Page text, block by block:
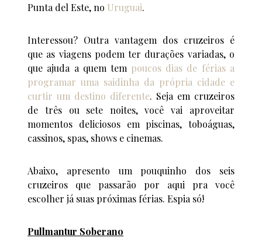
Punta del Este, no Uruguai.
Interessou? Outra vantagem dos cruzeiros é
que as viagens podem ter durações variadas, o
que ajuda a quem tem poucos dias de férias a
programar uma saidinha da própria cidade e
curtir um destino diferente. Seja em cruzeiros
de três ou sete noites, você vai aproveitar
momentos deliciosos em piscinas, toboáguas,
cassinos, spas, shows e cinemas.
Abaixo, apresento um pouquinho dos seis
cruzeiros que passarão por aqui pra você
escolher já suas próximas férias. Espia só!
Pullmantur Soberano